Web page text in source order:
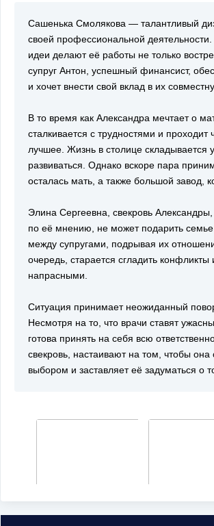
Сашенька Смолякова — талантливый
своей профессиональной
идеи делают её работы не только
супруг Антон, успешный финансист,
и хочет внести свой вклад в их
В то время как Александра мечтает о
сталкивается с трудностями и
лучшее. Жизнь в столице складывается
развиваться. Однако вскоре пара
осталась мать, а также большой завод,
Элина Сергеевна, свекровь
по её мнению, не может подарить
между супругами, подрывая их
очередь, старается сгладить
напрасными.
Ситуация принимает неожиданный
Несмотря на то, что врачи ставят
готова принять на себя всю
свекровь, настаивают на том, чтобы
выбором и заставляет её задуматься о